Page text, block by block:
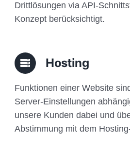
Drittlösungen via API-
Konzept berücksichtigt.
Hosting
Funktionen einer Website
Server-Einstellungen
unsere Kunden dabei und
Abstimmung mit dem